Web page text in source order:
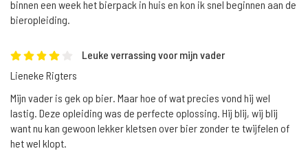
binnen een week het bierpack in huis en kon ik snel beginnen aan de
bieropleiding.
Leuke verrassing voor mijn vader
Lieneke Rigters
Mijn vader is gek op bier. Maar hoe of wat precies vond hij wel
lastig. Deze opleiding was de perfecte oplossing. Hij blij, wij blij
want nu kan gewoon lekker kletsen over bier zonder te twijfelen of
het wel klopt.